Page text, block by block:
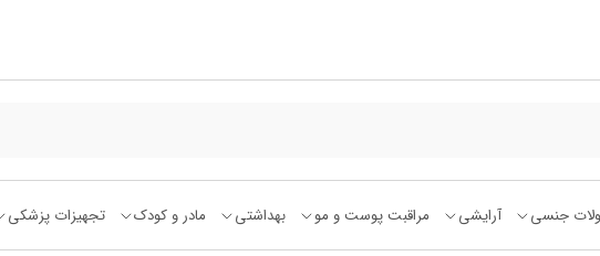
جنسی آرایشی مراقبت پوست و مو بهداشتی مادر و کودک تجهیزات پزشکی